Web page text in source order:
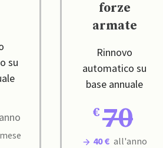
su
forze
armate
Rinnovo
automatico su
base annuale
70
40 € all'anno